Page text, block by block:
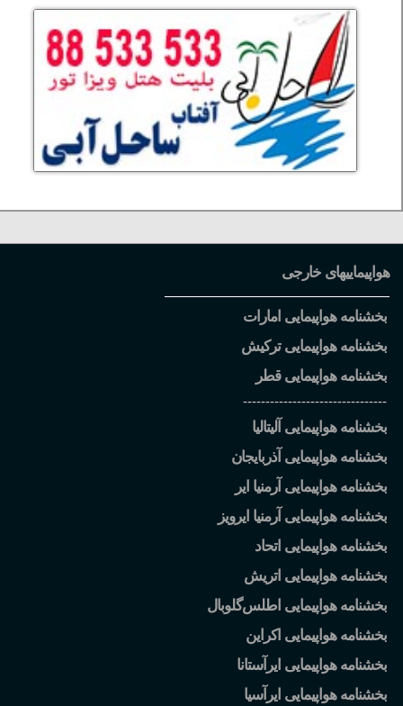
هواپیماییهای خارجی
بخشنامه هواپیمایی امارات
بخشنامه هواپیمایی ترکیش
بخشنامه هواپیمایی قطر
--------------------------------
بخشنامه هواپیمایی آلیتالیا
بخشنامه هواپیمایی آذربایجان
بخشنامه هواپیمایی آرمنیا ایر
بخشنامه هواپیمایی آرمنیا ایرویز
بخشنامه هواپیمایی اتحاد
بخشنامه هواپیمایی اتریش
بخشنامه هواپیمایی اطلسگلوبال
بخشنامه هواپیمایی اکراین
بخشنامه هواپیمایی ایرآستانا
بخشنامه هواپیمایی ایرآسیا